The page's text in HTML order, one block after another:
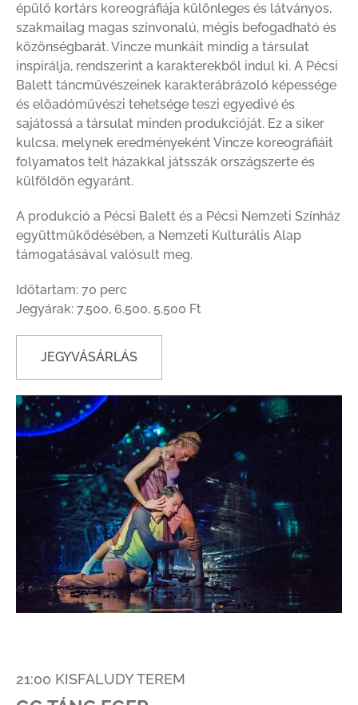
épülő kortárs koreográfiája különleges és látványos,
szakmailag magas színvonalú, mégis befogadható és
közönségbarát. Vincze munkáit mindig a társulat
inspirálja, rendszerint a karakterekből indul ki. A Pécsi
Balett táncművészeinek karakterábrázoló képessége
és előadóművészi tehetsége teszi egyedivé és
sajátossá a társulat minden produkcióját. Ez a siker
kulcsa, melynek eredményeként Vincze koreográfiáit
folyamatos telt házakkal játsszák országszerte és
külföldön egyaránt.
A produkció a Pécsi Balett és a Pécsi Nemzeti Színház
együttműködésében, a Nemzeti Kulturális Alap
támogatásával valósult meg.
Időtartam: 70 perc
Jegyárak: 7.500, 6.500, 5.500 Ft
JEGYVÁSÁRLÁS
21:00 KISFALUDY TEREM